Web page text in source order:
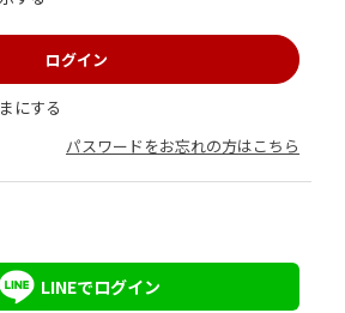
にする
パスワードをお忘れの方はこちら
LINEでログイン